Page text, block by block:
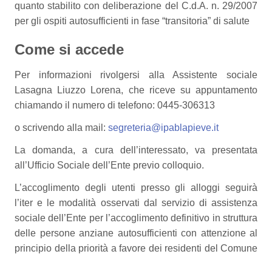
quanto stabilito con deliberazione del C.d.A. n. 29/2007
per gli ospiti autosufficienti in fase “transitoria” di salute
Come si accede
Per informazioni rivolgersi alla Assistente sociale
Lasagna Liuzzo Lorena, che riceve su appuntamento
chiamando il numero di telefono: 0445-306313
o scrivendo alla mail: segreteria@ipablapieve.it
La domanda, a cura dell’interessato, va presentata
all’Ufficio Sociale dell’Ente previo colloquio.
L’accoglimento degli utenti presso gli alloggi seguirà
l’iter e le modalità osservati dal servizio di assistenza
sociale dell’Ente per l’accoglimento definitivo in struttura
delle persone anziane autosufficienti con attenzione al
principio della priorità a favore dei residenti del Comune